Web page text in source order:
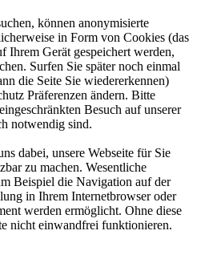
können anonymisierte
in Form von Cookies (das
Ihrem Gerät gespeichert werden,
Surfen Sie später noch einmal
die Seite Sie wiedererkennen)
Präferenzen ändern. Bitte
Besuch auf unserer
notwendig sind.
dabei, unsere Webseite für Sie
zu machen. Wesentliche
Beispiel die Navigation auf der
in Ihrem Internetbrowser oder
werden ermöglicht. Ohne diese
nicht einwandfrei funktionieren.